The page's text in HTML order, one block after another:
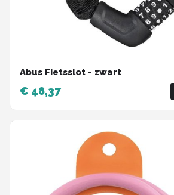
Abus Fietsslot - zwart
€ 48,37